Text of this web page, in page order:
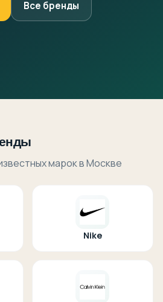
Все бренды
марок в Москве
Nike